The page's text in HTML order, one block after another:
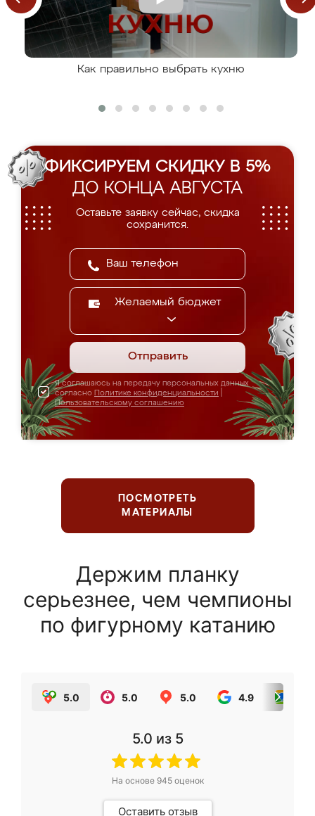
Как правильно выбрать кухню
ФИКСИРУЕМ СКИДКУ В 5%
ДО КОНЦА АВГУСТА
Оставьте заявку сейчас, скидка
сохранится.
Желаемый бюджет
Отправить
Я соглашаюсь на передачу персональных данных
согласно Политике конфиденциальности
Пользовательскому соглашению
ПОСМОТРЕТЬ
МАТЕРИАЛЫ
Держим планку
серьезнее, чем чемпионы
по фигурному катанию
5.0 5.0 5.0 4.9
5.0 из 5
На основе 945оценок
Оставить отзыв